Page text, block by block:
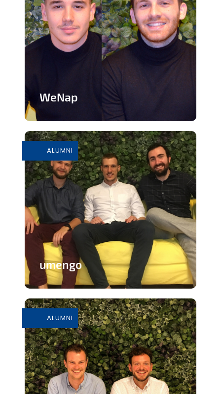
WeNap
milieu professionnel
En savoir plus
ALUMNI
umengo
des bénévoles et des OSBL
En savoir plus
ALUMNI